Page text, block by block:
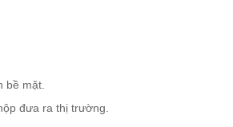
bề mặt.
đưa ra thị trường.